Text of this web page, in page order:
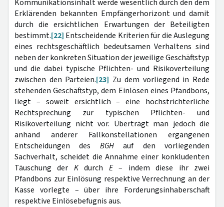
Kommunikationsinhalt werde wesentlich durch den dem
Erklärenden bekannten Empfängerhorizont und damit
durch die ersichtlichen Erwartungen der Beteiligten
bestimmt.[22] Entscheidende Kriterien für die Auslegung
eines rechtsgeschäftlich bedeutsamen Verhaltens sind
neben der konkreten Situation der jeweilige Geschäftstyp
und die dabei typische Pflichten- und Risikoverteilung
zwischen den Parteien.[23] Zu dem vorliegend in Rede
stehenden Geschäftstyp, dem Einlösen eines Pfandbons,
liegt – soweit ersichtlich – eine höchstrichterliche
Rechtsprechung zur typischen Pflichten- und
Risikoverteilung nicht vor. Überträgt man jedoch die
anhand anderer Fallkonstellationen ergangenen
Entscheidungen des BGHauf den vorliegenden
Sachverhalt, scheidet die Annahme einer konkludenten
Täuschung der Kdurch E– indem diese ihr zwei
Pfandbons zur Einlösung respektive Verrechnung an der
Kasse vorlegte – über ihre Forderungsinhaberschaft
respektive Einlösebefugnis aus.